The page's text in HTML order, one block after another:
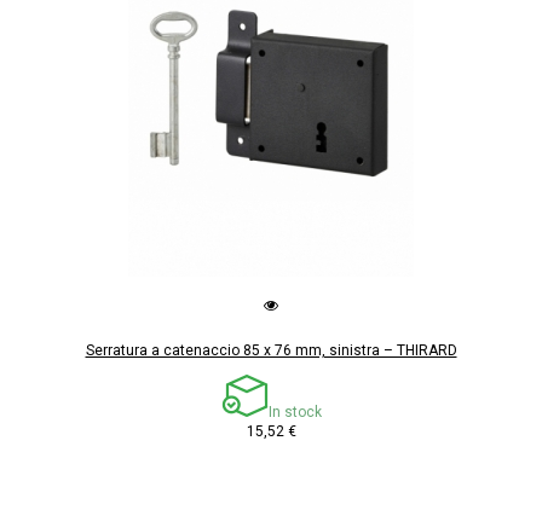
Serratura a catenaccio 85 x 76 mm, sinistra – THIRARD
In stock
15,52 €